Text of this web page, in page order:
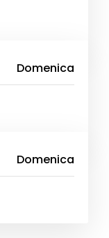
Domenica
Domenica